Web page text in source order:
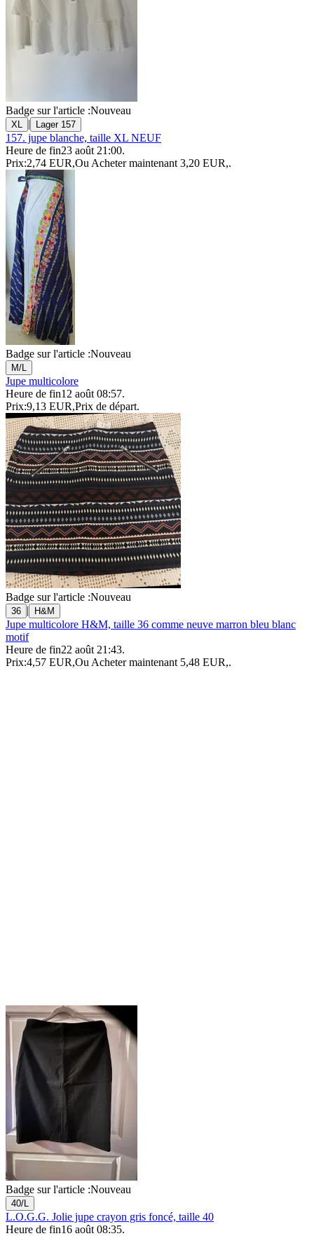
Badge sur l'article :Nouveau
XL | Lager 157
157. jupe blanche, taille XL NEUF
Heure de fin23 août 21:00.
Prix:2,74 EUR,Ou Acheter maintenant 3,20 EUR,.
Badge sur l'article :Nouveau
M/L
Jupe multicolore
Heure de fin12 août 08:57.
Prix:9,13 EUR,Prix de départ.
Badge sur l'article :Nouveau
36 | H&M
Jupe multicolore H&M, taille 36 comme neuve marron bleu blanc
motif
Heure de fin22 août 21:43.
Prix:4,57 EUR,Ou Acheter maintenant 5,48 EUR,.
Badge sur l'article :Nouveau
40/L
L.O.G.G. Jolie jupe crayon gris foncé, taille 40
Heure de fin16 août 08:35.